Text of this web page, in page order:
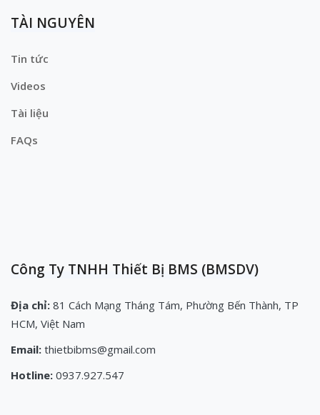
TÀI NGUYÊN
Tin tức
Videos
Tài liệu
FAQs
Công Ty TNHH Thiết Bị BMS (BMSDV)
Địa chỉ: 81 Cách Mạng Tháng Tám, Phường Bến Thành, TP
HCM, Việt Nam
Email: thietbibms@gmail.com
Hotline: 0937.927.547